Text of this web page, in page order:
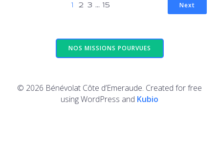
1 2 3 … 15 Next
NOS MISSIONS POURVUES
© 2026 Bénévolat Côte d’Emeraude. Created for free
using WordPress and Kubio